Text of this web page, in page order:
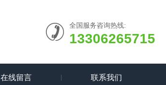
全国服务咨询热线:
13306265715
在线留言 联系我们